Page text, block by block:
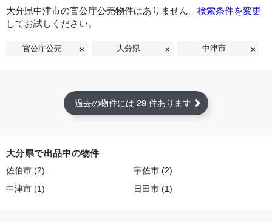
大分県中津市の官公庁公売物件はありません。 検索条件を変更
してお試しください。
官公庁公売 大分県 中津市
過去の物件には 29 件あります
大分県で出品中の物件
佐伯市 (2) 宇佐市 (2)
中津市 (1) 日田市 (1)